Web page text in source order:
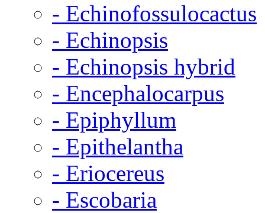
- Echinofossulocactus
- Echinopsis
- Echinopsis hybrid
- Encephalocarpus
- Epiphyllum
- Epithelantha
- Eriocereus
- Escobaria